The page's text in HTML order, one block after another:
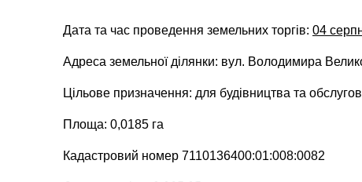
Дата та час проведення земельних торгів: 04
Адреса земельної ділянки: вул. Володимира
Цільове призначення: для будівництва та
Площа: 0,0185 га
Кадастровий номер 7110136400:01:008:0082